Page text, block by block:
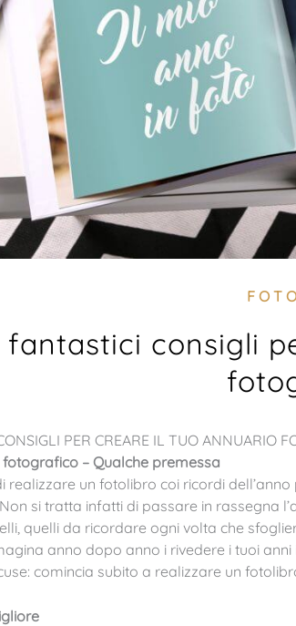
fantastici consigli
PER CREARE IL TUO ANNUARIO
– Qualche premessa
realizzare un fotolibro coi ricordi
si tratta infatti di passare in rassegna
quelli da ricordare ogni volta che
anno dopo anno i rivedere i tuoi
comincia subito a realizzare un